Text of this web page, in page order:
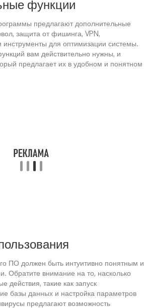
функции
предлагают дополнительные
защита от фишинга, VPN,
инструменты для оптимизации системы.
вам действительно нужны, и
предлагает их в удобном и понятном
ПО должен быть интуитивно понятным и
Обратите внимание на то, насколько
действия, такие как запуск
базы данных и настройка параметров
предлагают возможность